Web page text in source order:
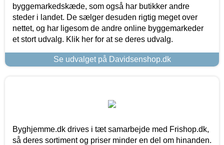
byggemarkedskæde, som også har butikker andre
steder i landet. De sælger desuden rigtig meget over
nettet, og har ligesom de andre online byggemarkeder
et stort udvalg. Klik her for at se deres udvalg.
Se udvalget på Davidsenshop.dk
Byghjemme.dk drives i tæt samarbejde med Frishop.dk,
så deres sortiment og priser minder en del om hinanden.